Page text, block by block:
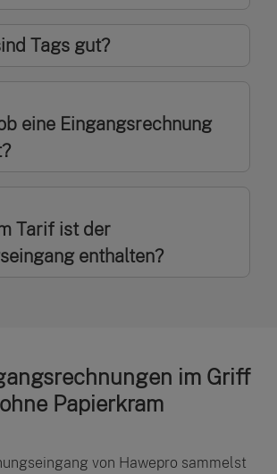
Tags gut?
eine Eingangsrechnung
Tarif ist der
enthalten?
im Griff
Papierkram
von Hawepro sammelst